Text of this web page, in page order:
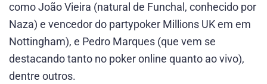
como João Vieira (natural de Funchal, conhecido por
Naza) e vencedor do partypoker Millions UK em em
Nottingham), e Pedro Marques (que vem se
destacando tanto no poker online quanto ao vivo),
dentre outros.